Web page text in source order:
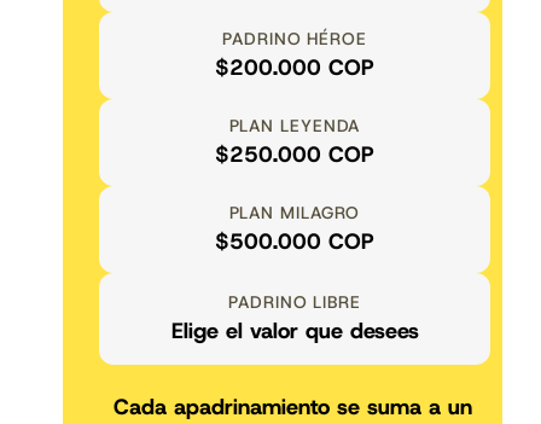
PADRINO HÉROE
$200.000 COP
PLAN LEYENDA
$250.000 COP
PLAN MILAGRO
$500.000 COP
PADRINO LIBRE
Elige el valor que desees
Cada apadrinamiento se suma a un